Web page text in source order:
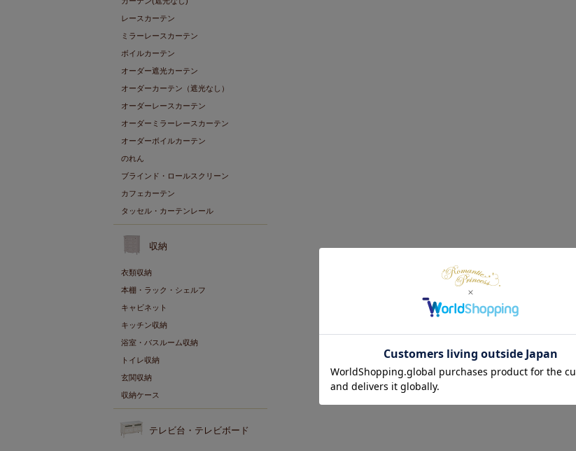
レースカーテン
ミラーレースカーテン
ボイルカーテン
オーダー遮光カーテン
オーダーカーテン（遮光なし）
オーダーレースカーテン
オーダーミラーレースカーテン
オーダーボイルカーテン
のれん
ブラインド・ロールスクリーン
カフェカーテン
タッセル・カーテンレール
収納
衣類収納
本棚・ラック・シェルフ
キャビネット
キッチン収納
浴室・バスルーム収納
トイレ収納
玄関収納
収納ケース
テレビ台・テレビボード